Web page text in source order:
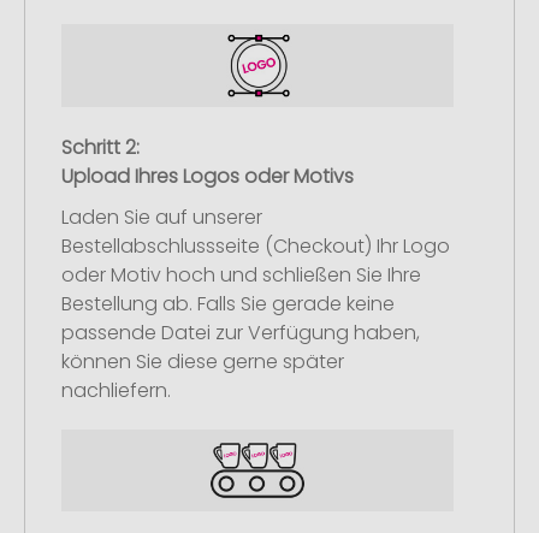
Schritt 2:
Upload Ihres Logos oder Motivs
Laden Sie auf unserer
Bestellabschlussseite (Checkout) Ihr Logo
oder Motiv hoch und schließen Sie Ihre
Bestellung ab. Falls Sie gerade keine
passende Datei zur Verfügung haben,
können Sie diese gerne später
nachliefern.